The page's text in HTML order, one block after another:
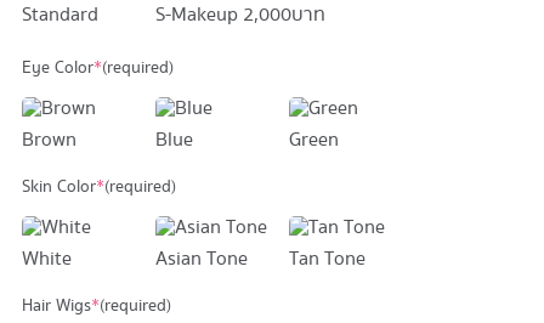
Standard S-Makeup 2,000 บาท
Eye Color*(required)
Brown Blue Green
Skin Color*(required)
White Asian Tone Tan Tone
Hair Wigs*(required)